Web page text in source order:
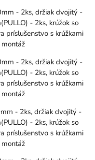
- 2ks, držiak dvojitý -
- 2ks, krúžok so
príslušenstvo s krúžkami
- 2ks, držiak dvojitý -
- 2ks, krúžok so
príslušenstvo s krúžkami
- 2ks, držiak dvojitý -
- 2ks, krúžok so
príslušenstvo s krúžkami